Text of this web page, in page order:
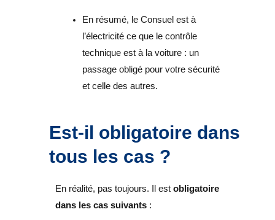
En résumé, le Consuel est à
l’électricité ce que le contrôle
technique est à la voiture : un
passage obligé pour votre sécurité
et celle des autres.
Est-il obligatoire dans
tous les cas ?
En réalité, pas toujours. Il est obligatoire
dans les cas suivants :